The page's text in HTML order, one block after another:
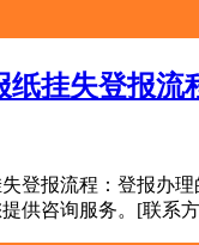
纸挂失登报流
登报流程：登报办
供咨询服务。[联系